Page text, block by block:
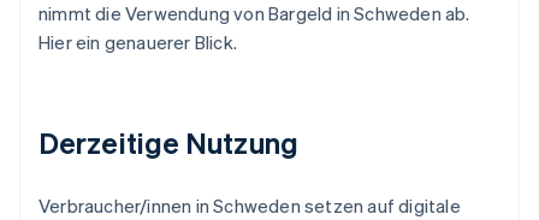
nimmt die Verwendung von Bargeld in Schweden ab.
Hier ein genauerer Blick.
Derzeitige Nutzung
Verbraucher/innen in Schweden setzen auf digitale